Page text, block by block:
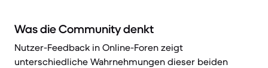
Was die Community denkt
Nutzer-Feedback in Online-Foren zeigt
unterschiedliche Wahrnehmungen dieser beiden